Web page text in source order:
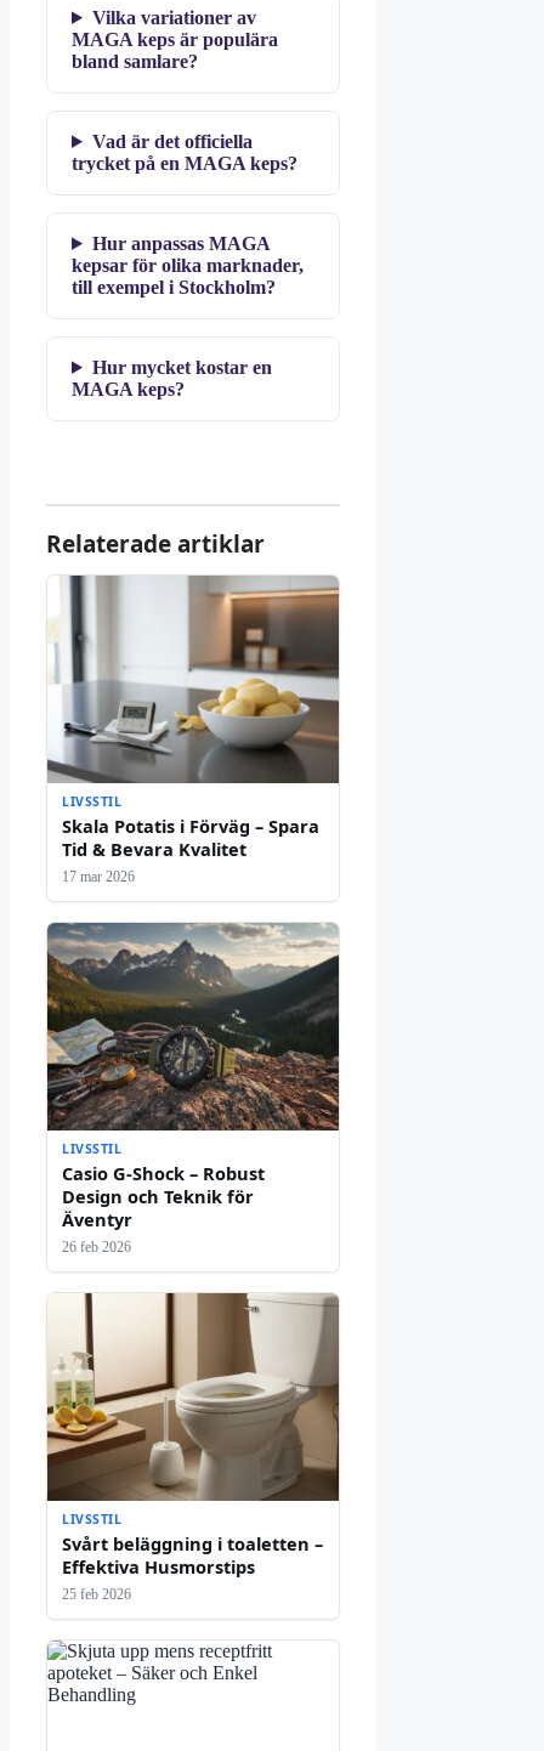
Vilka variationer av
MAGA keps är populära
bland samlare?
Vad är det officiella
trycket på en MAGA keps?
Hur anpassas MAGA
kepsar för olika marknader,
till exempel i Stockholm?
Hur mycket kostar en
MAGA keps?
Relaterade artiklar
LIVSSTIL
Skala Potatis i Förväg – Spara
Tid & Bevara Kvalitet
17 mar 2026
LIVSSTIL
Casio G-Shock – Robust
Design och Teknik för
Äventyr
26 feb 2026
LIVSSTIL
Svårt beläggning i toaletten –
Effektiva Husmorstips
25 feb 2026